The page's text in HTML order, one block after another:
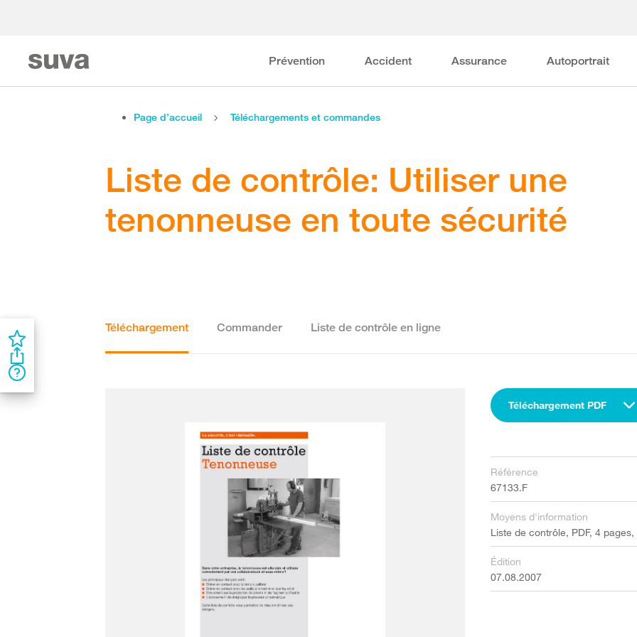
Prévention Accident Assurance Autoportrait
Page d’accueil Téléchargements et commandes
Liste de contrôle: Utiliser une
tenonneuse en toute sécurité
Téléchargement Commander Liste de contrôle en ligne
Téléchargement PDF
Référence
67133.F
Moyens d'information
Liste de contrôle, PDF, 4 pages,
Édition
07.08.2007